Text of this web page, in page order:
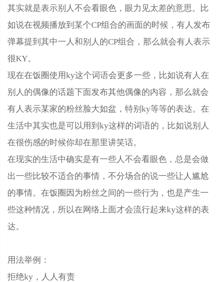
其实就是表示别人不会看眼色，眼力见太差的意思。比
如说在视频播放到某个CP组合的画面的时候，有人发布
弹幕提到其中一人和别人的CP组合，那么就会有人表示
很KY。
现在在饭圈使用ky这个词语会更多一些，比如说有人在
别人的偶像的话题下面发布其他偶像的内容，那么就会
有人表示某家的粉丝脸大如盆，特别ky等等的表达。在
生活中其实也是可以用到ky这样的词语的，比如说别人
在很伤感的时候你却在那里讲笑话。
在现实的生活中确实是有一些人不会看眼色，总是会做
出一些比较不适合的事情，不分场合的说一些让人尴尬
的事情。在饭圈因为粉丝之间的一些行为，也是产生一
些这种情况，所以在网络上面才会流行起来ky这样的表
达。
用法举例：
拒绝ky，人人有责